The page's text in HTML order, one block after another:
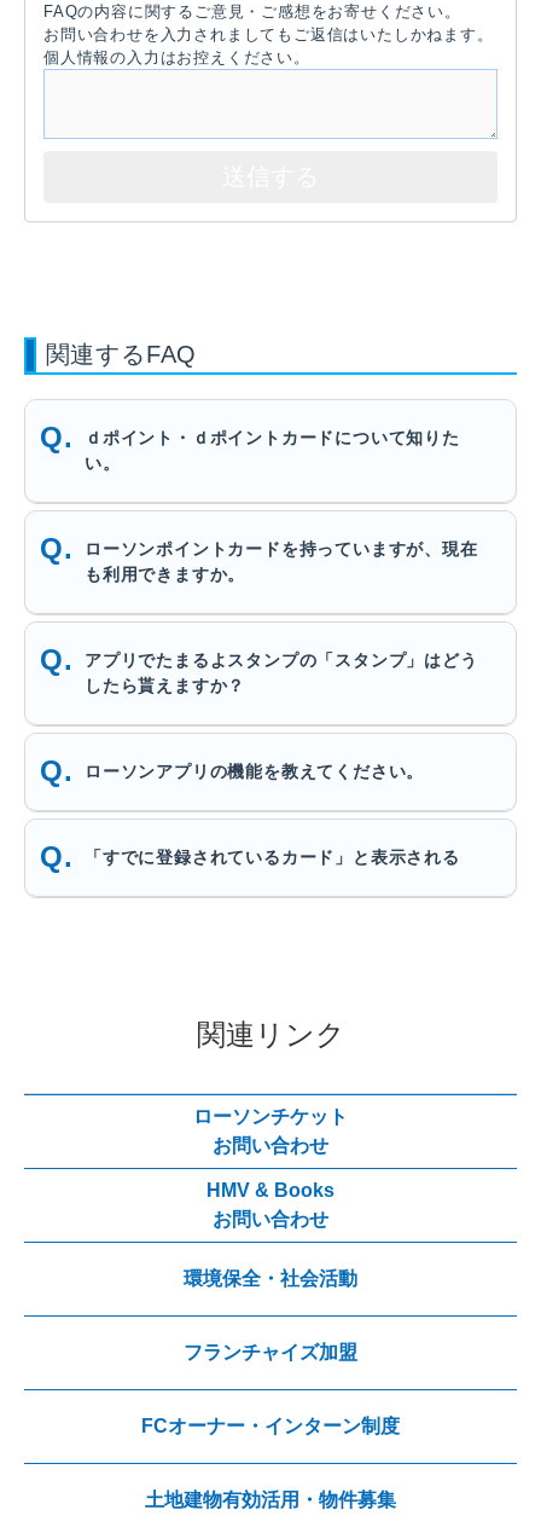
FAQの内容に関するご意見・ご感想をお寄せください。
お問い合わせを入力されましてもご返信はいたしかねます。
個人情報の入力はお控えください。
関連するFAQ
ｄポイント・ｄポイントカードについて知りた
い。
ローソンポイントカードを持っていますが、現在
も利用できますか。
アプリでたまるよスタンプの「スタンプ」はどう
したら貰えますか？
ローソンアプリの機能を教えてください。
「すでに登録されているカード」と表示される
関連リンク
ローソンチケット
お問い合わせ
HMV & Books
お問い合わせ
環境保全・社会活動
フランチャイズ加盟
FCオーナー・インターン制度
土地建物有効活用・物件募集